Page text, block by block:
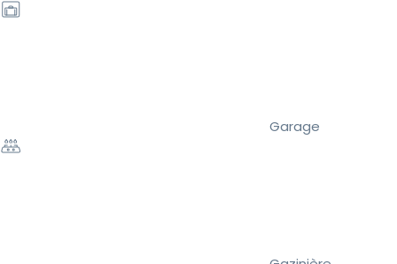
Garage